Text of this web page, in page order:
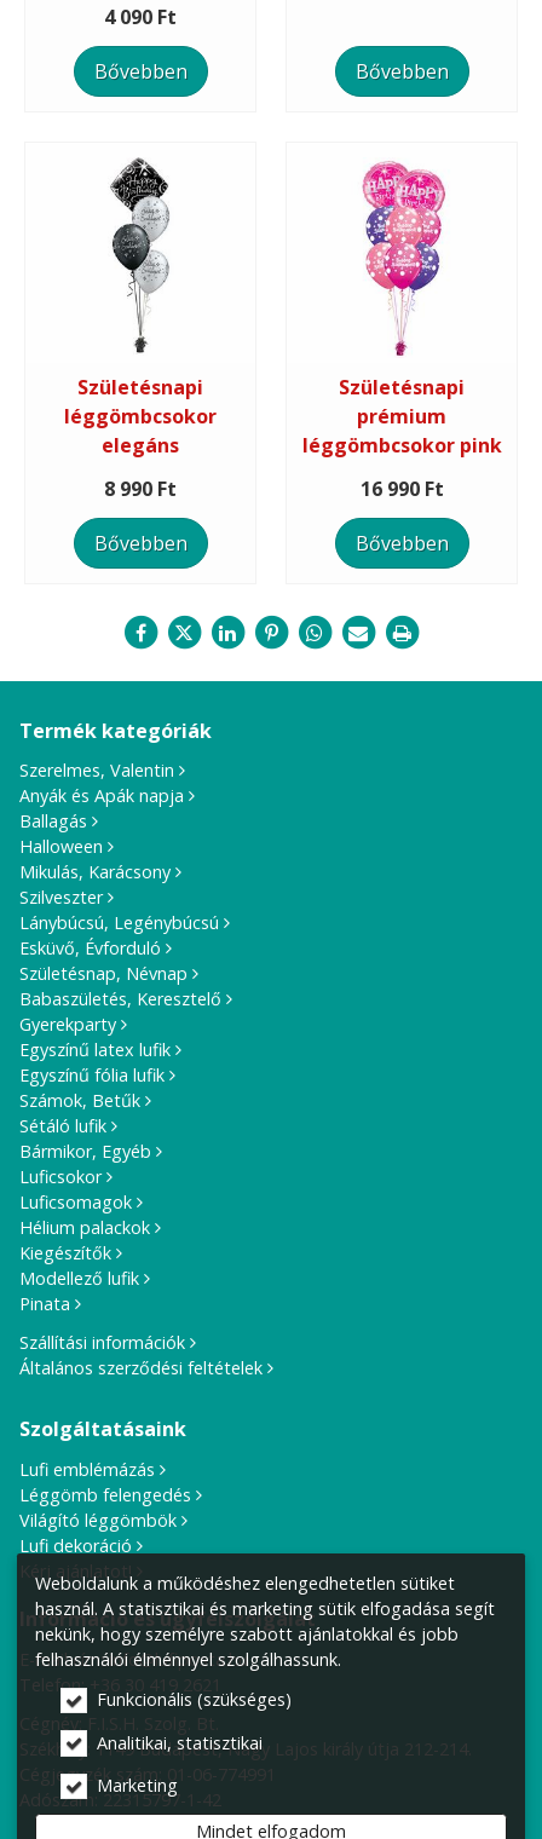
4 090 Ft
Bővebben Bővebben
Születésnapi
léggömbcsokor
elegáns
8 990 Ft
Bővebben
Születésnapi
prémium
léggömbcsokor pink
16 990 Ft
Bővebben
Termék kategóriák
Szerelmes, Valentin
Anyák és Apák napja
Ballagás
Halloween
Mikulás, Karácsony
Szilveszter
Lánybúcsú, Legénybúcsú
Esküvő, Évforduló
Születésnap, Névnap
Babaszületés, Keresztelő
Gyerekparty
Egyszínű latex lufik
Egyszínű fólia lufik
Számok, Betűk
Sétáló lufik
Bármikor, Egyéb
Luficsokor
Luficsomagok
Hélium palackok
Kiegészítők
Modellező lufik
Pinata
Szállítási információk
Általános szerződési feltételek
Szolgáltatásaink
Lufi emblémázás
Léggömb felengedés
Világító léggömbök
Lufi dekoráció
Kérj ajánlatot!
Információ és ügyfélszolgálat
E-mail cím:info@lufiposta.hu
Telefon:+36 30 419 2621
Cégnév: F.I.S.H. Szolg. Bt.
Székhely: 1149 Budapest, Nagy Lajos király útja 212-214.
Cégjegyzék szám: 01-06-774991
Adószám: 22315797-1-42
Weboldalunk a működéshez elengedhetetlen sütiket
használ. A statisztikai és marketing sütik elfogadása segít
nekünk, hogy személyre szabott ajánlatokkal és jobb
felhasználói élménnyel szolgálhassunk.
Funkcionális (szükséges)
Analitikai, statisztikai
Marketing
Mindet elfogadom